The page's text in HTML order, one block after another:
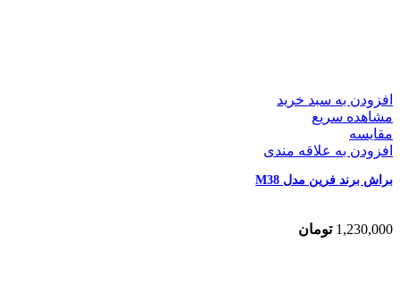
افزودن به سبد خرید
مشاهده سریع
مقایسه
افزودن به علاقه مندی
براش برند فرین مدل M38
1,230,000 تومان